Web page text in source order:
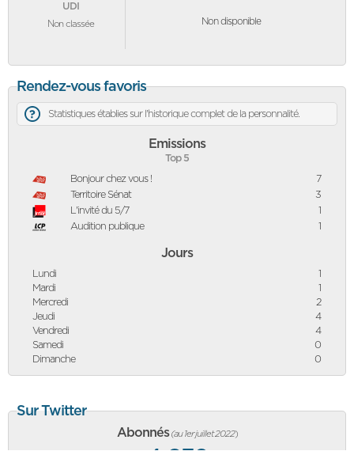
UDI
Non classée Non disponible
Rendez-vous favoris
Statistiques établies sur l'historique complet de la personnalité.
Emissions
Top 5
Bonjour chez vous !
7
Territoire Sénat
3
L'invité du 5/7
1
Audition publique
1
Jours
Lundi
1
Mardi
1
Mercredi
2
Jeudi
4
Vendredi
4
Samedi
0
Dimanche
0
Sur Twitter
Abonnés (au 1er juillet 2022)
4 832